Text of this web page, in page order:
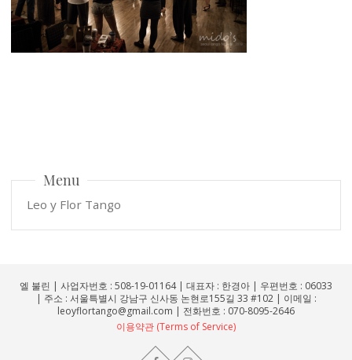
Menu
Leo y Flor Tango
엘 불린 | 사업자번호 : 508-19-01164 | 대표자 : 한경아 | 우편번호 : 06033
| 주소 : 서울특별시 강남구 신사동 논현로155길 33 #102 | 이메일 :
leoyflortango@gmail.com | 전화번호 : 070-8095-2646
이용약관 (Terms of Service)